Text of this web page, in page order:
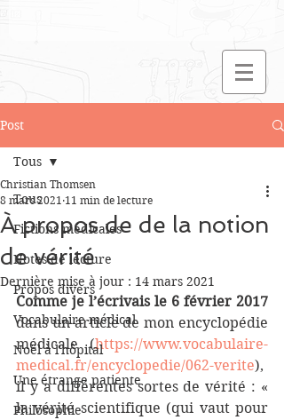
Post
Tous
Fictions médicales
Notes de lecture
Propos divers
Vocabulaire médical
Noël à l'hôpital
Une étrange patiente
Philosophie
Tous
À propos de de la notion
de vérité
Christian Thomsen
8 mars 2021 11 min de lecture
Dernière mise à jour : 14 mars 2021
Comme je l’écrivais le 6 février 2017
dans un article de mon encyclopédie
médicale (https://www.vocabulaire-
medical.fr/encyclopedie/062-verite),
il y a différentes sortes de vérité : «
la vérité scientifique (qui vaut pour